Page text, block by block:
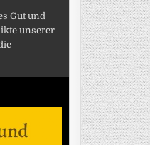
Gut und
unserer